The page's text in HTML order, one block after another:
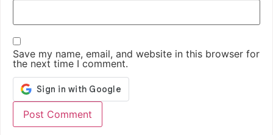
Save my name, email, and website in this browser for
the next time I comment.